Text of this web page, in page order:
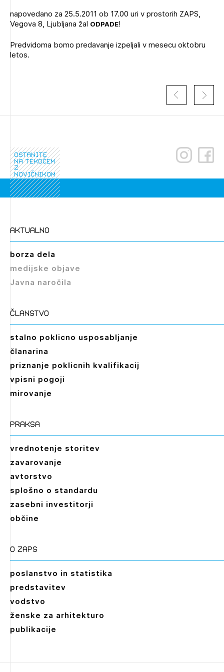
Izbrana vsebina je namenjena le ZAPS
registriranim uporabnikom. Da lahko do nje
dostopate, se je potrebno prijaviti.
POZABLJENO GESLO
napovedano za 25.5.2011 ob 17.00 uri v prostorih ZAPS,
Vegova 8, Ljubljana žal ODPADE!
Predvidoma bomo predavanje izpeljali v mesecu oktobru
letos.
PRIJAVITE SE
ostanite
na tekočem
z
novičnikom
aktualno
borza dela
medijske objave
Javna naročila
članstvo
stalno poklicno usposabljanje
članarina
priznanje poklicnih kvalifikacij
vpisni pogoji
mirovanje
praksa
vrednotenje storitev
zavarovanje
avtorstvo
splošno o standardu
zasebni investitorji
občine
O zaps
poslanstvo in statistika
predstavitev
vodstvo
ženske za arhitekturo
publikacije
Tedenski novičnik javnih naročil
Dnevne medijske objave